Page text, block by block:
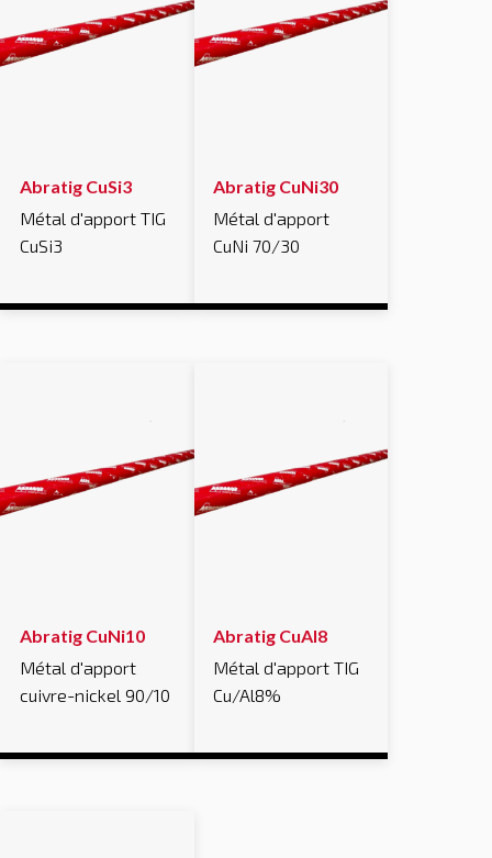
Abratig CuSi3
Métal d'apport TIG
CuSi3
Abratig CuNi30
Métal d'apport
CuNi 70/30
Abratig CuNi10
Métal d'apport
cuivre-nickel 90/10
Abratig CuAl8
Métal d'apport TIG
Cu/Al8%